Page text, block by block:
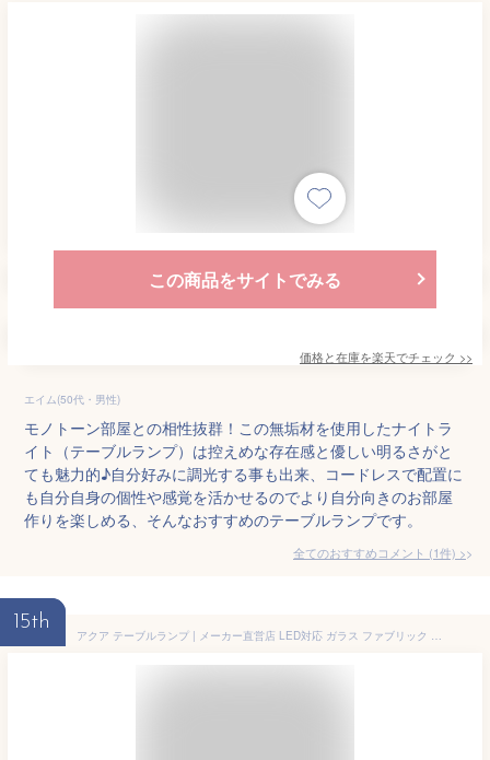
この商品をサイトでみる
価格と在庫を楽天でチェック >>
エイム(50代・男性)
モノトーン部屋との相性抜群！この無垢材を使用したナイトラ
イト（テーブルランプ）は控えめな存在感と優しい明るさがと
ても魅力的♪自分好みに調光する事も出来、コードレスで配置に
も自分自身の個性や感覚を活かせるのでより自分向きのお部屋
作りを楽しめる、そんなおすすめのテーブルランプです。
全てのおすすめコメント (1件) >
15th
アクア テーブルランプ | メーカー直営店 LED対応 ガラス ファブリック ボトル 瓶 曲線 モノトーン シンプル モダン レトロ 北欧 都会的 ホテル ダイニング用 リビング用 和室 机 棚 ベッド 寝室 おしゃれ 高級感 スタイリッシュ 引越祝 父の日 Acqua ディクラッセ